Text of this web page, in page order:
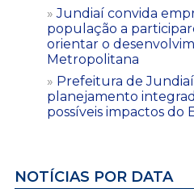
Jundiaí convida
população a
orientar o
Metropolitana
Prefeitura de
planejamento
possíveis impactos do
NOTÍCIAS POR DATA